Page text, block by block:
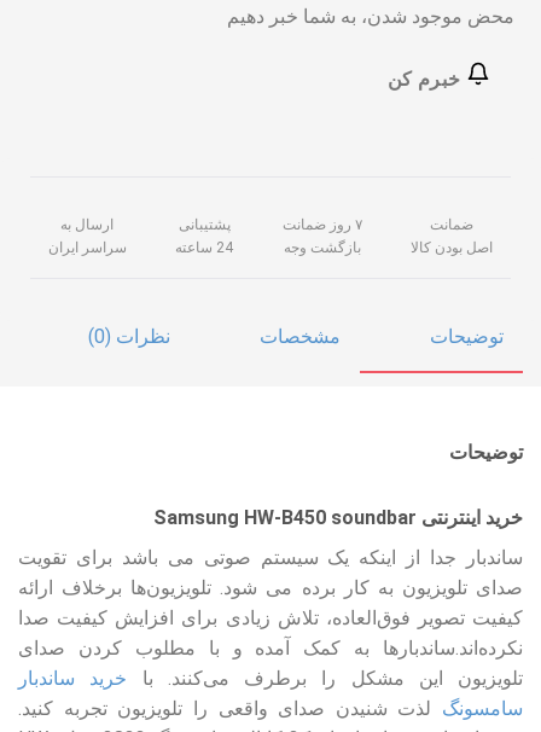
محض موجود شدن، به شما خبر دهیم
ضمانت
اصل بودن کالا
۷ روز ضمانت
بازگشت وجه
پشتیبانی
24 ساعته
ارسال به
سراسر ایران
توضیحات مشخصات نظرات (0)
توضیحات
خرید اینترنتی Samsung HW-B450 soundbar
ساندبار جدا از اینکه یک سیستم صوتی می باشد برای تقویت
صدای تلویزیون به کار برده می شود. تلویزیون‌ها برخلاف ارائه
کیفیت تصویر فوق‌العاده، تلاش زیادی برای افزایش کیفیت صدا
نکرده‌اند.ساندبارها به کمک آمده و با مطلوب کردن صدای
تلویزیون این مشکل را برطرف می‌کنند. با خرید ساندبار
سامسونگ لذت شنیدن صدای واقعی را تلویزیون تجربه کنید.